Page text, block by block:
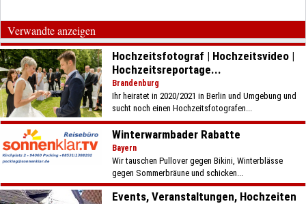
Verwandte anzeigen
Hochzeitsfotograf | Hochzeitsvideo |
Hochzeitsreportage...
Brandenburg
Ihr heiratet in 2020/2021 in Berlin und Umgebung und
sucht noch einen Hochzeitsfotografen...
Winterwarmbader Rabatte
Bayern
Wir tauschen Pullover gegen Bikini, Winterblässe
gegen Sommerbräune und schicken...
Events, Veranstaltungen, Hochzeiten